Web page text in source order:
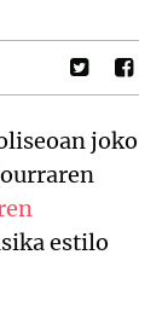
joko
estilo